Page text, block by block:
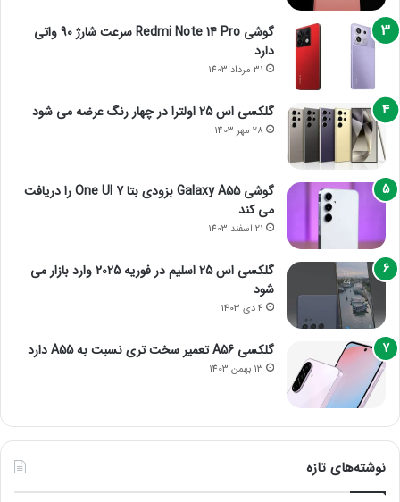
گوشی Redmi Note 14 Pro سرعت شارژ 90 واتی
دارد
31 مرداد 1403
گلکسی اس 25 اولترا در چهار رنگ عرضه می شود
28 مهر 1403
گوشی Galaxy A55 بزودی بتا One UI 7 را دریافت
می کند
21 اسفند 1403
گلکسی اس 25 اسلیم در فوریه 2025 وارد بازار می
شود
4 دی 1403
گلکسی A56 تعمیر سخت تری نسبت به A55 دارد
13 بهمن 1403
نوشته‌های تازه